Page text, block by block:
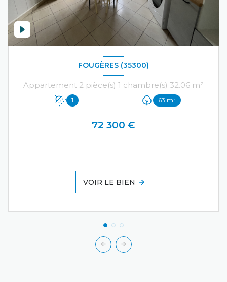
FOUGÈRES (35300)
Appartement 2 pièce(s) 1 chambre(s) 32.06 m²
1 63 m²
72 300 €
VOIR LE BIEN